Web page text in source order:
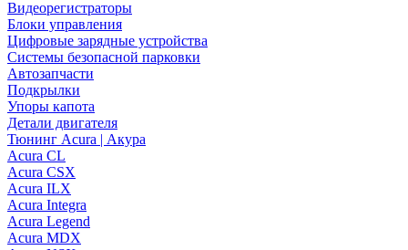
Видеорегистраторы
Блоки управления
Цифровые зарядные устройства
Системы безопасной парковки
Автозапчасти
Подкрылки
Упоры капота
Детали двигателя
Тюнинг Acura | Акура
Acura CL
Acura CSX
Acura ILX
Acura Integra
Acura Legend
Acura MDX